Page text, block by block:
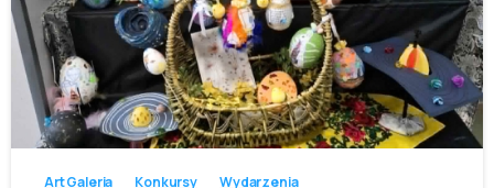
-
Art Galeria Konkursy Wydarzenia